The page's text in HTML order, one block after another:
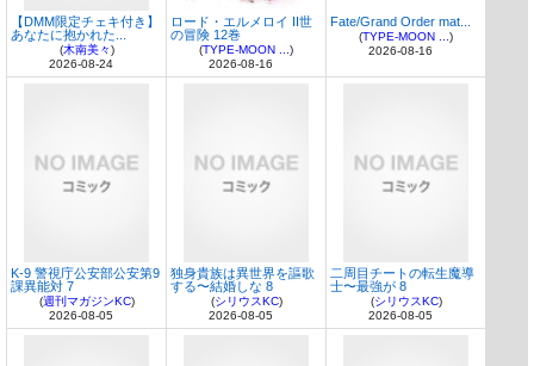
【DMM限定チェキ付き】
あなたに抱かれた...
(木南美々)
2026-08-24
ロード・エルメロイ II世
の冒険 12巻
(TYPE-MOON ...)
2026-08-16
Fate/Grand Order mat...
(TYPE-MOON ...)
2026-08-16
K-9 警視庁公安部公安第9
課異能対 7
(週刊マガジンKC)
2026-08-05
独身貴族は異世界を謳歌
する〜結婚しな 8
(シリウスKC)
2026-08-05
二周目チートの転生魔導
士〜最強が 8
(シリウスKC)
2026-08-05